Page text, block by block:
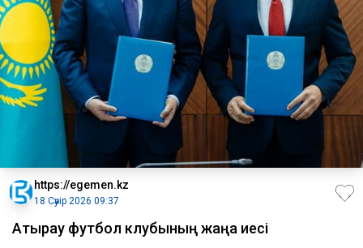
https://egemen.kz
18 Сәуір 2026 09:37
Атырау футбол клубының жаңа иесі